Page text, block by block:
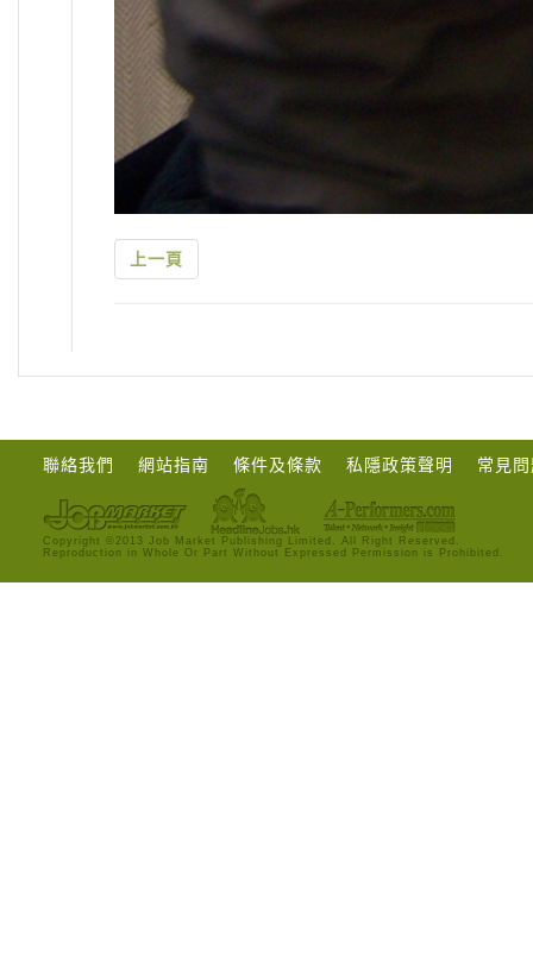
上一頁
聯絡我們 網站指南 條件及條款 私隱政策聲明 常見
Copyright ©2013 Job Market Publishing Limited. All Right Reserved.
Reproduction in Whole Or Part Without Expressed Permission is Prohibited.